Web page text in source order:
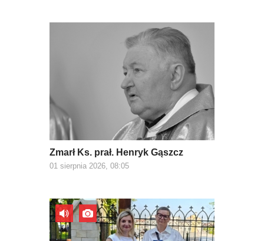
Zmarł Ks. prał. Henryk Gąszcz
01 sierpnia 2026, 08:05